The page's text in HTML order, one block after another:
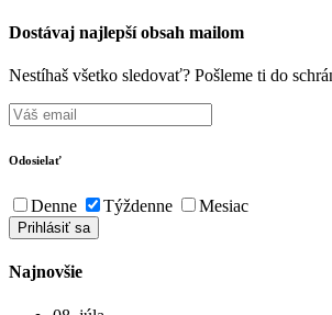
Dostávaj najlepší obsah mailom
Nestíhaš všetko sledovať? Pošleme ti do
Odosielať
Denne Týždenne Mesiac
Najnovšie